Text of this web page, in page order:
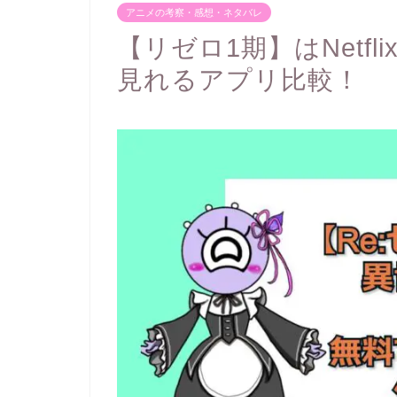
アニメの考察・感想・ネタバレ
【リゼロ1期】は
見れるアプリ比較！